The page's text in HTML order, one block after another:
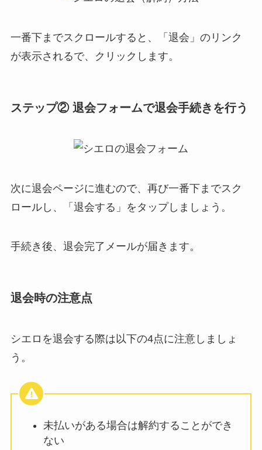
一番下までスクロールすると、「退会」のリンク
が表示されるで、クリックします。
ステップ② 退会フォームで退会手続きを行う
次に退会ページに進むので、再び一番下までスク
ロールし、「退会する」をタップしましょう。
手続き後、退会完了メールが届きます。
退会時の注意点
シエロを退会する際は以下の4点に注意しましょ
う。
未払いがある場合は解約することができ
ない